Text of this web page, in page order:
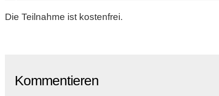
Die Teilnahme ist kostenfrei.
Kommentieren